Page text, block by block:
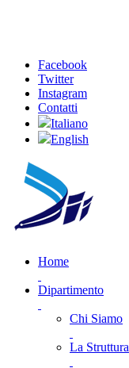
Facebook
Twitter
Instagram
Contatti
Italiano
English
Home
Dipartimento
Chi Siamo
La Struttura